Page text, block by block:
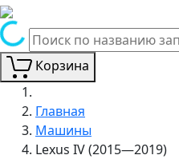
Корзина
Главная
Машины
Lexus IV (2015—2019)